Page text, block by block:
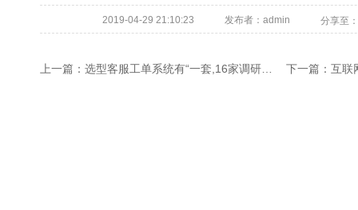
2019-04-29 21:10:23 发布者：admin 分享至：
上一篇： 选型客服工单系统有“一套,16家调研+60天测试 下一篇： 互联